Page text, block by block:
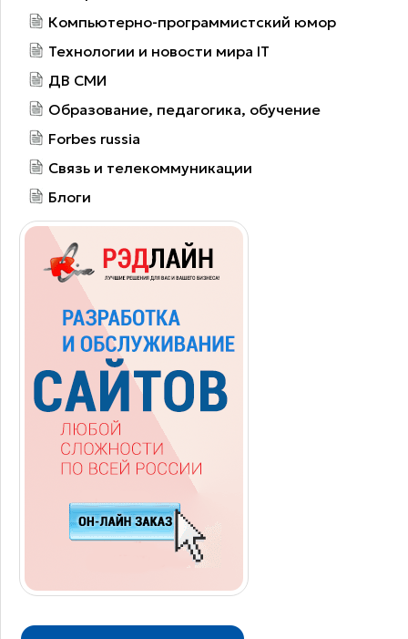
Компьютерно-программистский юмор
Технологии и новости мира IT
ДВ СМИ
Образование, педагогика, обучение
Forbes russia
Связь и телекоммуникации
Блоги